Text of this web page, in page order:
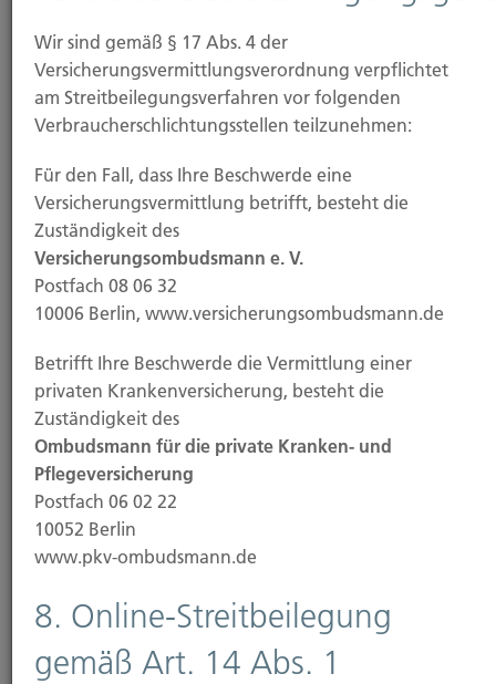
Demenz bleibt eine der häufigsten
Todesursachen – Zahl der Fälle steigt weiter
Immer mehr Menschen in Deutschland sterben an
den Folgen einer Demenzerkrankung. Besonders
Weiterlesen
KI treibt Cyber-Angriffe auf ein neues Level
Mit dem Einsatz künstlicher Intelligenz werden
Cyber-Angriffe immer ausgefeilter und
gefährlicher....
Weiterlesen
Wir sind gemäß § 17 Abs. 4 der
Versicherungsvermittlungsverordnung verpflichtet
am Streitbeilegungsverfahren vor folgenden
Verbraucherschlichtungsstellen teilzunehmen:
Für den Fall, dass Ihre Beschwerde eine
Versicherungsvermittlung betrifft, besteht die
Zuständigkeit des
Versicherungsombudsmann e. V.
Postfach 08 06 32
10006 Berlin, www.versicherungsombudsmann.de
Betrifft Ihre Beschwerde die Vermittlung einer
privaten Krankenversicherung, besteht die
Zuständigkeit des
Ombudsmann für die private Kranken- und
Pflegeversicherung
Postfach 06 02 22
10052 Berlin
www.pkv-ombudsmann.de
8. Online-Streitbeilegung
gemäß Art. 14 Abs. 1